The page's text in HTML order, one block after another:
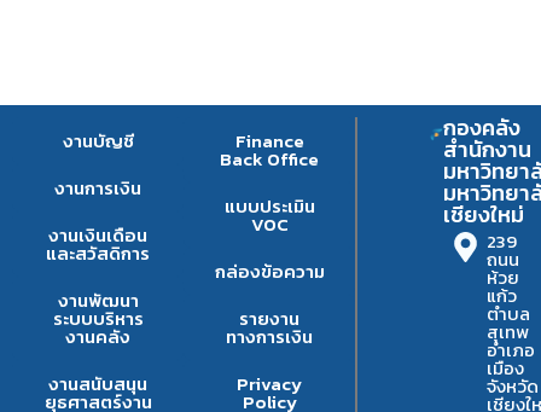
งานบัญชี
งานการเงิน
งานเงินเดือน
และสวัสดิการ
งานพัฒนา
ระบบบริหาร
งานคลัง
งานสนับสนุน
ยุธศาสตร์งาน
Finance
Back Office
แบบประเมิน
VOC
กล่องข้อความ
รายงาน
ทางการเงิน
Privacy
Policy
กองคลัง
สำนักงาน
มหาวิทยา
มหาวิทยา
เชียงใหม่
239
ถนน
ห้วย
แก้ว
ตำบล
สุเทพ
อำเภอ
เมือง
จังหวัด
เชียงใ